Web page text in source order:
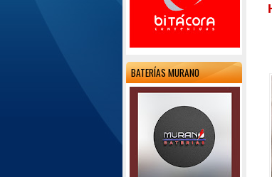
BATERÍAS MURANO